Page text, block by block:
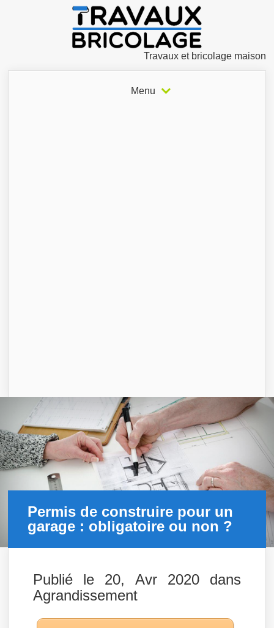
Travaux et bricolage maison
Menu
Permis de construire pour un
garage : obligatoire ou non ?
Publié le 20, Avr 2020 dans
Agrandissement